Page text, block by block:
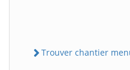
Trouver chantier